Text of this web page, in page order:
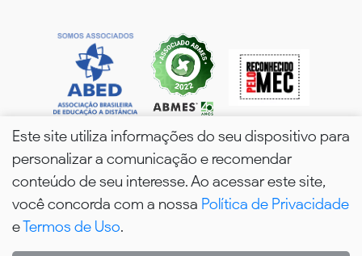
wPós - 2026. Todos os Direitos Reservados.
Este site utiliza informações do seu dispositivo para
personalizar a comunicação e recomendar
conteúdo de seu interesse. Ao acessar este site,
você concorda com a nossa Política de Privacidade
eTermos de Uso.